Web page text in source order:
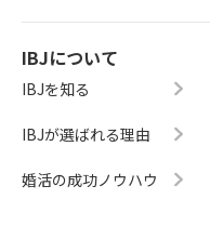
IBJについて
IBJを知る
IBJが選ばれる理由
婚活の成功ノウハウ